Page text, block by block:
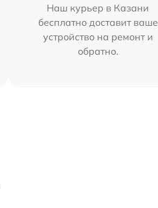
Наш курьер в Казани
бесплатно доставит ваше
устройство на ремонт и
обратно.